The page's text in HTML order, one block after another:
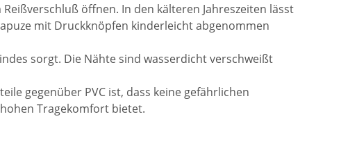
öffnen. In den kälteren Jahreszeiten lässt
mit Druckknöpfen kinderleicht abgenommen
sorgt. Die Nähte sind wasserdicht verschweißt
gegenüber PVC ist, dass keine gefährlichen
Tragekomfort bietet.